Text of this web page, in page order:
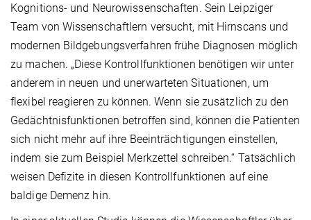
Kognitions- und Neurowissenschaften. Sein Leipziger
Team von Wissenschaftlern versucht, mit Hirnscans und
modernen Bildgebungsverfahren frühe Diagnosen möglich
zu machen. „Diese Kontrollfunktionen benötigen wir unter
anderem in neuen und unerwarteten Situationen, um
flexibel reagieren zu können. Wenn sie zusätzlich zu den
Gedächtnisfunktionen betroffen sind, können die Patienten
sich nicht mehr auf ihre Beeinträchtigungen einstellen,
indem sie zum Beispiel Merkzettel schreiben.“ Tatsächlich
weisen Defizite in diesen Kontrollfunktionen auf eine
baldige Demenz hin.